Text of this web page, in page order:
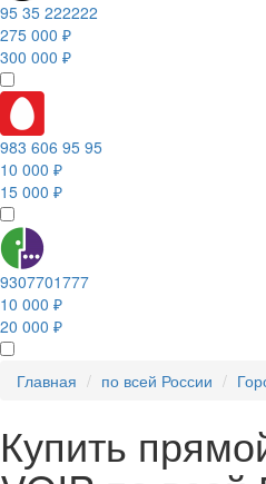
95 35 222222
275 000 ₽
300 000 ₽
983 606 95 95
10 000 ₽
15 000 ₽
9307701777
10 000 ₽
20 000 ₽
Главная по всей России
Купить